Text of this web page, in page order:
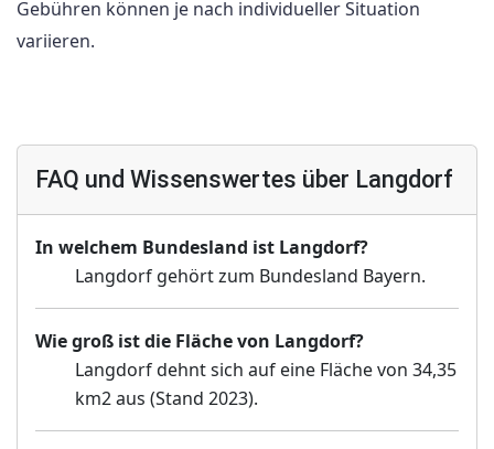
Gebühren können je nach individueller Situation
variieren.
FAQ und Wissenswertes über Langdorf
In welchem Bundesland ist Langdorf?
Langdorf gehört zum Bundesland Bayern.
Wie groß ist die Fläche von Langdorf?
Langdorf dehnt sich auf eine Fläche von 34,35
km2 aus (Stand 2023).